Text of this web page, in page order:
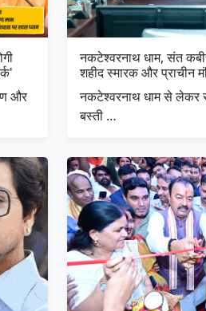
और
नकटेश्वरनाथ धाम, संत
शहीद स्मारक और प्राचीन
नकटेश्वरनाथ धाम से लेकर
बस्ती …